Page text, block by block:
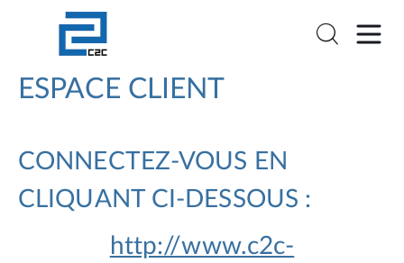
ESPACE CLIENT
CONNECTEZ-VOUS EN
CLIQUANT CI-DESSOUS :
http://www.c2c-